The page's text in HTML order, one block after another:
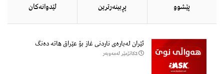
پێشوو پڕبینەرترین لێدوانەكان
ئێران لەبارەی ناردنی غاز بۆ عێراق هاتە دەنگ
2كاتژمێر لەمەوبەر